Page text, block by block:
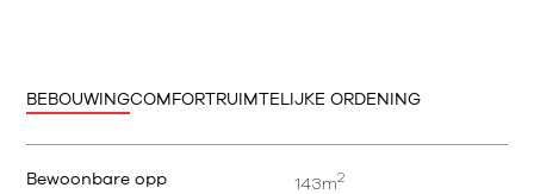
BEBOUWINGCOMFORTRUIMTELIJKE ORDENING
Bewoonbare opp 143m2